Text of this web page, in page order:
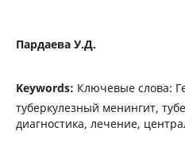
Пардаева У.Д.
Keywords: Ключевые слова:
туберкулезный менингит,
диагностика, лечение,